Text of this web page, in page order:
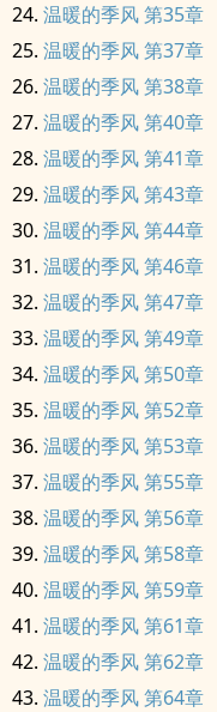
温暖的季风 第35章
温暖的季风 第37章
温暖的季风 第38章
温暖的季风 第40章
温暖的季风 第41章
温暖的季风 第43章
温暖的季风 第44章
温暖的季风 第46章
温暖的季风 第47章
温暖的季风 第49章
温暖的季风 第50章
温暖的季风 第52章
温暖的季风 第53章
温暖的季风 第55章
温暖的季风 第56章
温暖的季风 第58章
温暖的季风 第59章
温暖的季风 第61章
温暖的季风 第62章
温暖的季风 第64章